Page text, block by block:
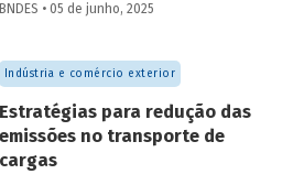
sua atuação no ano passado. O
contribuiu com a retomada do
crescimento do país, tendo se fortalecido
como grande vetor da
neoindustrialização e do fomento à
inovação, à transição energética, à
economia verde e aos investimentos de
BNDES • 05 de junho, 2025
Indústria e comércio exterior
Estratégias para redução das
emissões no transporte de
cargas